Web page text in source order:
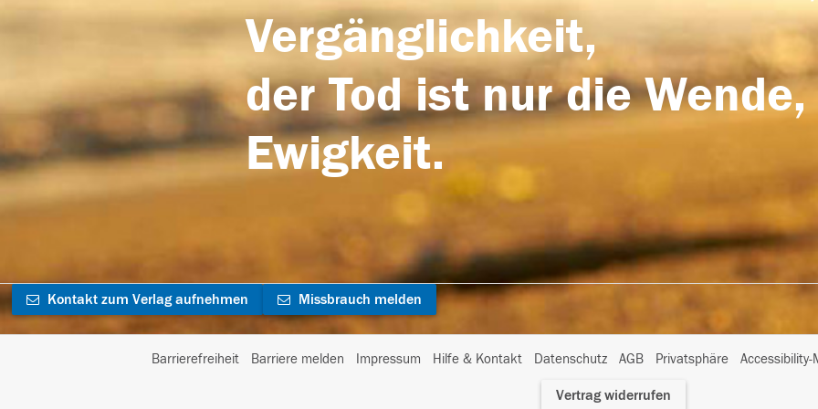
Vergänglichkeit,
der Tod ist nur die
Ewigkeit.
Kontakt zum Verlag aufnehmen Missbrauch melden
Barrierefreiheit Barriere melden Impressum Hilfe & Kontakt Datenschutz AGB Privatsphäre
I
Vertrag widerrufen